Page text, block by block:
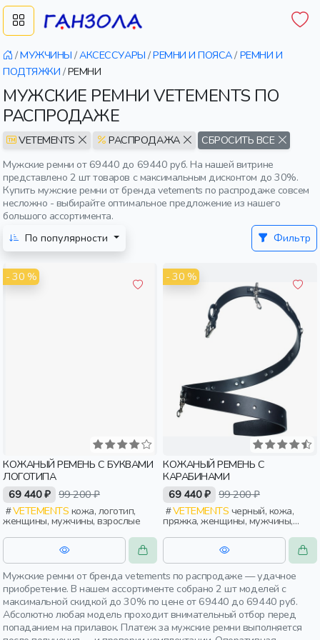
/МУЖЧИНЫ /АКСЕССУАРЫ /РЕМНИ И ПОЯСА/ РЕМНИ И
ПОДТЯЖКИ /РЕМНИ
МУЖСКИЕ РЕМНИ VETEMENTS ПО
РАСПРОДАЖЕ
VETEMENTS РАСПРОДАЖА
СБРОСИТЬ ВСЕ
Мужские ремни от 69440 до 69440 руб. На нашей витрине
представлено 2 шт товаров с максимальным дисконтом до 30%.
Купить мужские ремни от бренда vetements по распродаже совсем
несложно - выбирайте оптимальное предложение из нашего
большого ассортимента.
По популярности
Фильтр
- 30 %
КОЖАНЫЙ РЕМЕНЬ С БУКВАМИ
ЛОГОТИПА
69 440 ₽ 99 200 ₽
VETEMENTS
женщины, мужчины, взрослые
- 30 %
КОЖАНЫЙ РЕМЕНЬ С
КАРАБИНАМИ
69 440 ₽ 99 200 ₽
VETEMENTS
пряжка, женщины, мужчины,
взрослые
Мужские ремни от бренда vetements по распродаже — удачное
приобретение. В нашем ассортименте собрано 2 шт моделей с
максимальной скидкой до 30% по цене от 69440 до 69440 руб.
Абсолютно любая модель проходит внимательный отбор перед
попаданием на прилавок. Платеж за мужские ремни выполняется